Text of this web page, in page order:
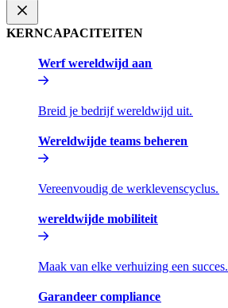
KERNCAPACITEITEN​​
Werf wereldwijd aan​​
Breid je bedrijf wereldwijd uit.​​
Wereldwijde teams beheren​​
Vereenvoudig de werklevenscyclus.​​
wereldwijde mobiliteit​​
Maak van elke verhuizing een succes.​​
Garandeer compliance​​